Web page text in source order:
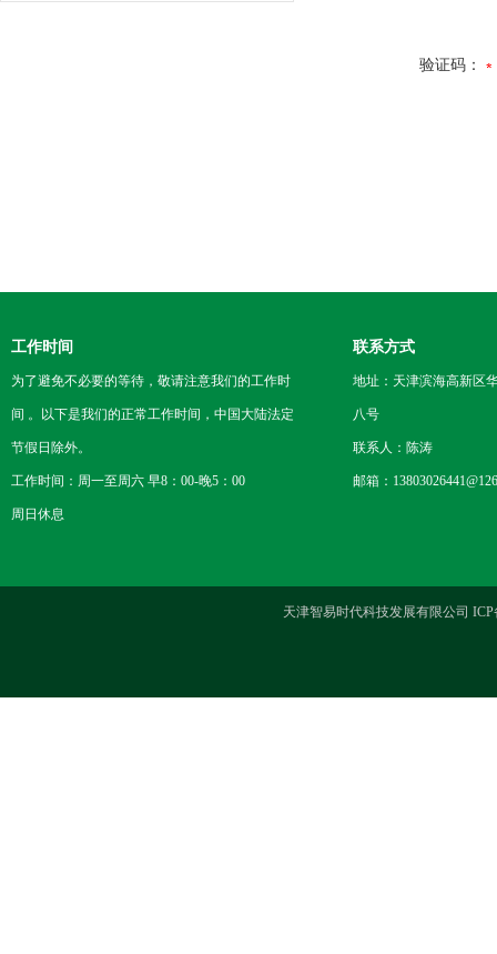
验证码：
工作时间
为了避免不必要的等待，敬请注意我们的工作时
间 。以下是我们的正常工作时间，中国大陆法定
节假日除外。
工作时间：周一至周六 早8：00-晚5：00
周日休息
联系方式
地址：天津滨海高新区
八号
联系人：陈涛
邮箱：
天津智易时代科技发展有限公司 ICP